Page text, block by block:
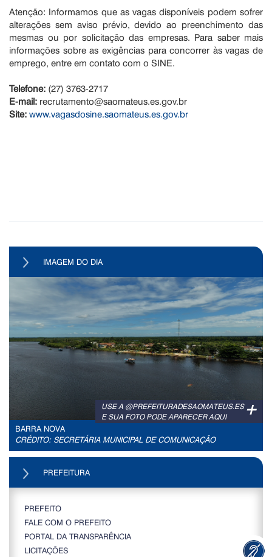
Atenção: Informamos que as vagas disponíveis podem sofrer
alterações sem aviso prévio, devido ao preenchimento das
mesmas ou por solicitação das empresas. Para saber mais
informações sobre as exigências para concorrer às vagas de
emprego, entre em contato com o SINE.
Telefone: (27) 3763-2717
E-mail: recrutamento@saomateus.es.gov.br
Site: www.vagasdosine.saomateus.es.gov.br
IMAGEM DO DIA
+
USE A @PREFEITURADESAOMATEUS.ES
E SUA FOTO PODE APARECER AQUI
BARRA NOVA
CRÉDITO: SECRETÁRIA MUNICIPAL DE COMUNICAÇÃO
PREFEITURA
PREFEITO
FALE COM O PREFEITO
PORTAL DA TRANSPARÊNCIA
LICITAÇÕES